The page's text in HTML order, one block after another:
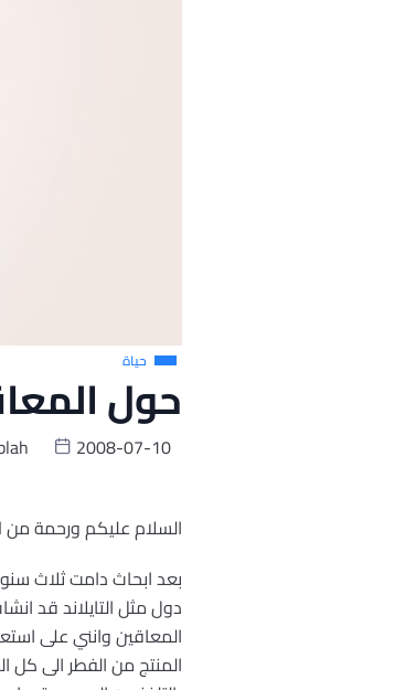
حياة
حول
2008-07-10
السلام عليكم ورحمة من
بعد ابحاث دامت ثلاث
دول مثل التايلاند قد
المعاقين وانني على
المنتج من الفطر الى كل